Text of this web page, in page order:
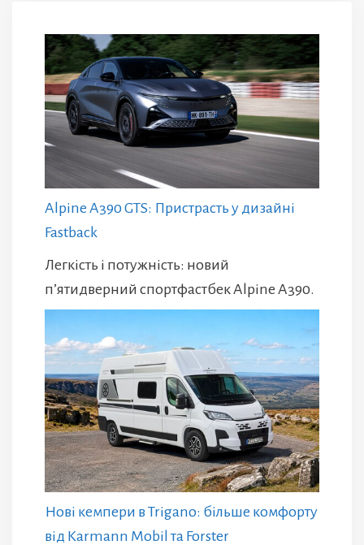
Alpine A390 GTS: Пристрасть у дизайні
Fastback
Легкість і потужність: новий
п’ятидверний спортфастбек Alpine A390.
Нові кемпери в Trigano: більше комфорту
від Karmann Mobil та Forster